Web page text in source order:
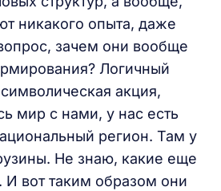
никакого опыта, даже
зачем они вообще
Логичный
акция,
мир с нами, у нас есть
регион. Там у
Не знаю, какие еще
И вот таким образом они